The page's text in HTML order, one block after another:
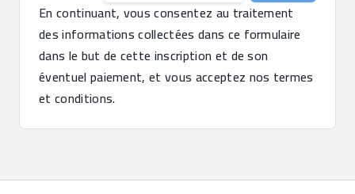
En continuant, vous consentez au traitement
des informations collectées dans ce formulaire
dans le but de cette inscription et de son
éventuel paiement, et vous acceptez nos termes
et conditions.